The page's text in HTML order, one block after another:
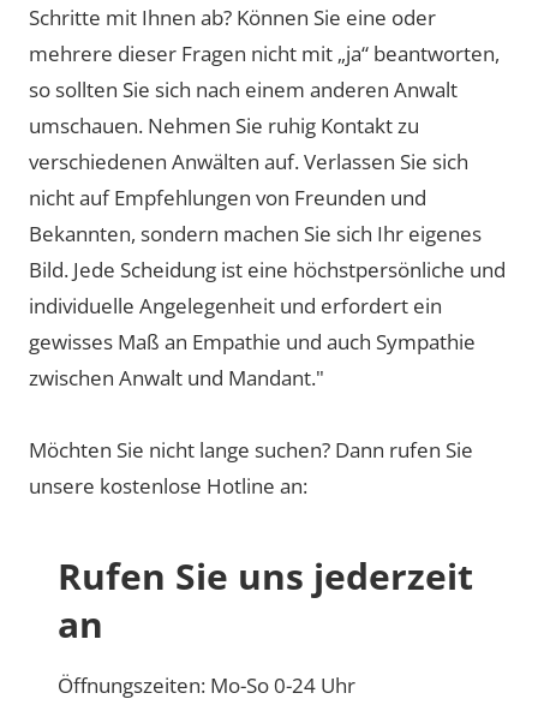
Schritte mit Ihnen ab? Können Sie eine oder
mehrere dieser Fragen nicht mit „ja“ beantworten,
so sollten Sie sich nach einem anderen Anwalt
umschauen. Nehmen Sie ruhig Kontakt zu
verschiedenen Anwälten auf. Verlassen Sie sich
nicht auf Empfehlungen von Freunden und
Bekannten, sondern machen Sie sich Ihr eigenes
Bild. Jede Scheidung ist eine höchstpersönliche und
individuelle Angelegenheit und erfordert ein
gewisses Maß an Empathie und auch Sympathie
zwischen Anwalt und Mandant."
Möchten Sie nicht lange suchen? Dann rufen Sie
unsere kostenlose Hotline an:
Rufen Sie uns jederzeit
an
Öffnungszeiten: Mo-So 0-24 Uhr